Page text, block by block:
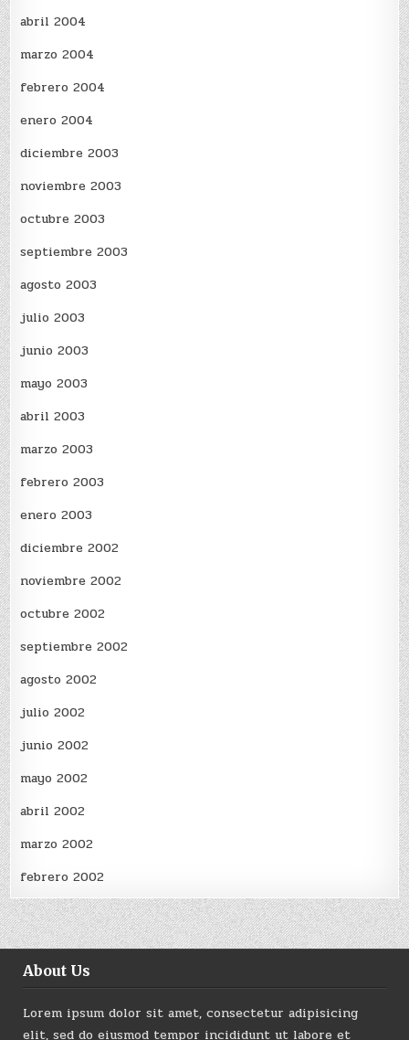
abril 2004
marzo 2004
febrero 2004
enero 2004
diciembre 2003
noviembre 2003
octubre 2003
septiembre 2003
agosto 2003
julio 2003
junio 2003
mayo 2003
abril 2003
marzo 2003
febrero 2003
enero 2003
diciembre 2002
noviembre 2002
octubre 2002
septiembre 2002
agosto 2002
julio 2002
junio 2002
mayo 2002
abril 2002
marzo 2002
febrero 2002
About Us
Lorem ipsum dolor sit amet, consectetur adipisicing
elit, sed do eiusmod tempor incididunt ut labore et